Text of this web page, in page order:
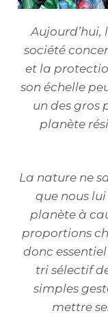
Chauffer sa
Énergie
Électricité
Blog
À Propos
Aujourd’hui,
société
et la
son échelle
un des gros
planète
La nature ne
que nous
planète à
proportions
donc
tri sélectif
simples
mettre